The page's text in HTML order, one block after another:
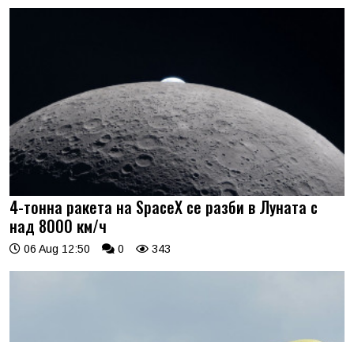
4-тонна ракета на SpaceX се разби в Луната с
над 8000 км/ч
06 Aug 12:50 0 343